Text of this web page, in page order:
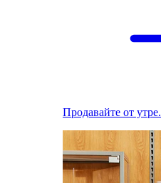
Продавайте от утре.